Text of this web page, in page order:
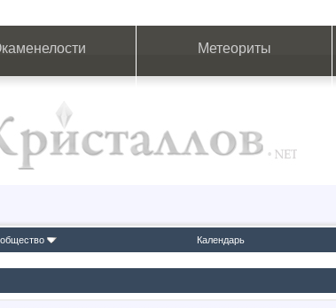
Метеориты
Календарь